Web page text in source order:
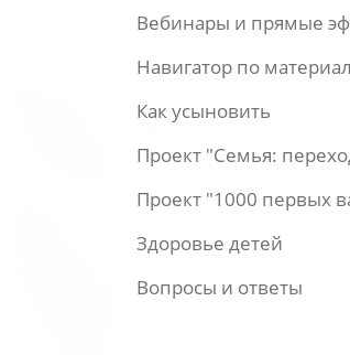
Вебинары и прямые
Навигатор по
Как усыновить
Проект "Семья:
Проект "1000 первых
Здоровье детей
Вопросы и ответы